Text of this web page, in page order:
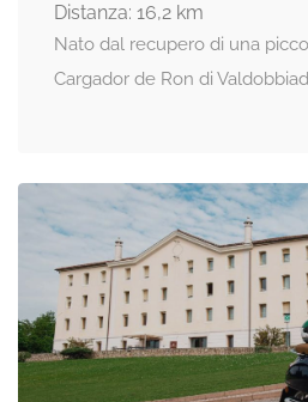
Distanza: 16,2 km
Nato dal recupero di una
Cargador de Ron di